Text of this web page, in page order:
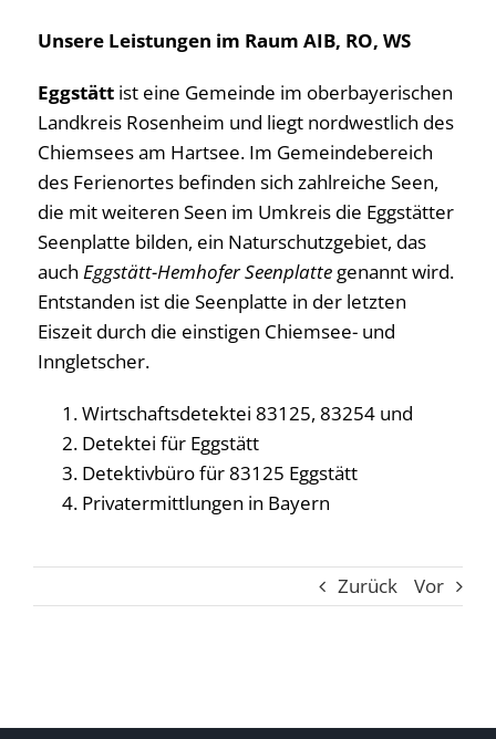
Unsere Leistungen im Raum AIB, RO, WS
Eggstätt ist eine Gemeinde im oberbayerischen
Landkreis Rosenheim und liegt nordwestlich des
Chiemsees am Hartsee. Im Gemeindebereich
des Ferienortes befinden sich zahlreiche Seen,
die mit weiteren Seen im Umkreis die Eggstätter
Seenplatte bilden, ein Naturschutzgebiet, das
auch Eggstätt-Hemhofer Seenplatte genannt wird.
Entstanden ist die Seenplatte in der letzten
Eiszeit durch die einstigen Chiemsee- und
Inngletscher.
Wirtschaftsdetektei 83125, 83254 und
Detektei für Eggstätt
Detektivbüro für 83125 Eggstätt
Privatermittlungen in Bayern
Zurück Vor